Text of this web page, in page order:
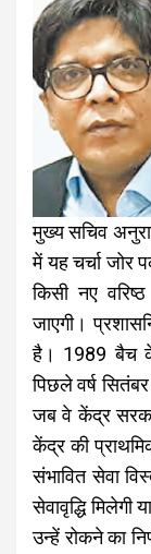
मुख्य सचिव
में यह चर्चा जोर
किसी नए
जाएगी।
है। 1989 बैच के
पिछले वर्ष
जब वे केंद्र
केंद्र की
संभावित सेवा
सेवावृद्धि
उन्हें रोकने का